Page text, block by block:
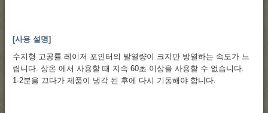
[사용 설명]
수지형 고공률 레이저 포인터의 발열량이 크지만 방열하는 속도가 느
립니다. 상온 에서 사용할 때 지속 60초 이상을 사용할 수 없습니다.
1-2분을 끄다가 제품이 냉각 된 후에 다시 기동해야 합니다.